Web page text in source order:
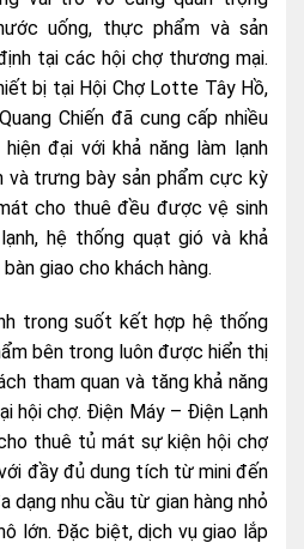
uống, thực phẩm và sản
tại các hội chợ thương mại.
bị tại Hội Chợ Lotte Tây Hồ,
Chiến đã cung cấp nhiều
đại với khả năng làm lạnh
và trưng bày sản phẩm cực kỳ
cho thuê đều được vệ sinh
hệ thống quạt gió và khả
giao cho khách hàng.
trong suốt kết hợp hệ thống
bên trong luôn được hiển thị
tham quan và tăng khả năng
hội chợ. Điện Máy – Điện Lạnh
thuê tủ mát sự kiện hội chợ
đầy đủ dung tích từ mini đến
dạng nhu cầu từ gian hàng nhỏ
lớn. Đặc biệt, dịch vụ giao lắp